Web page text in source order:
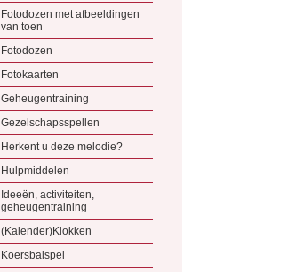
Fotodozen met afbeeldingen
van toen
Fotodozen
Fotokaarten
Geheugentraining
Gezelschapsspellen
Herkent u deze melodie?
Hulpmiddelen
Ideeën, activiteiten,
geheugentraining
(Kalender)Klokken
Koersbalspel